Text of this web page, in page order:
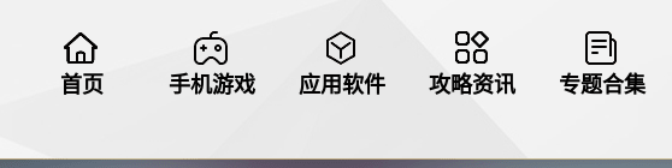
首页 手机游戏 应用软件 攻略资讯 专题合集